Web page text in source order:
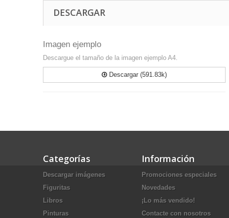
DESCARGAR
Imagen ejemplo
Descargue el tamaño de la imagen ejemplo A4.
Descargar (591.83k)
Categorías
Descargar imágenes
Figuritas
Libros
Pinturas
Información
Promociones especiales
Novedades
¡Lo más vendido!
Contacte con nosotros